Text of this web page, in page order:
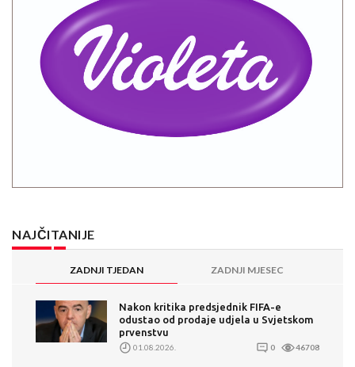
NAJČITANIJE
ZADNJI TJEDAN ZADNJI MJESEC
Nakon kritika predsjednik FIFA-e
odustao od prodaje udjela u Svjetskom
prvenstvu
01.08.2026. 0 46708